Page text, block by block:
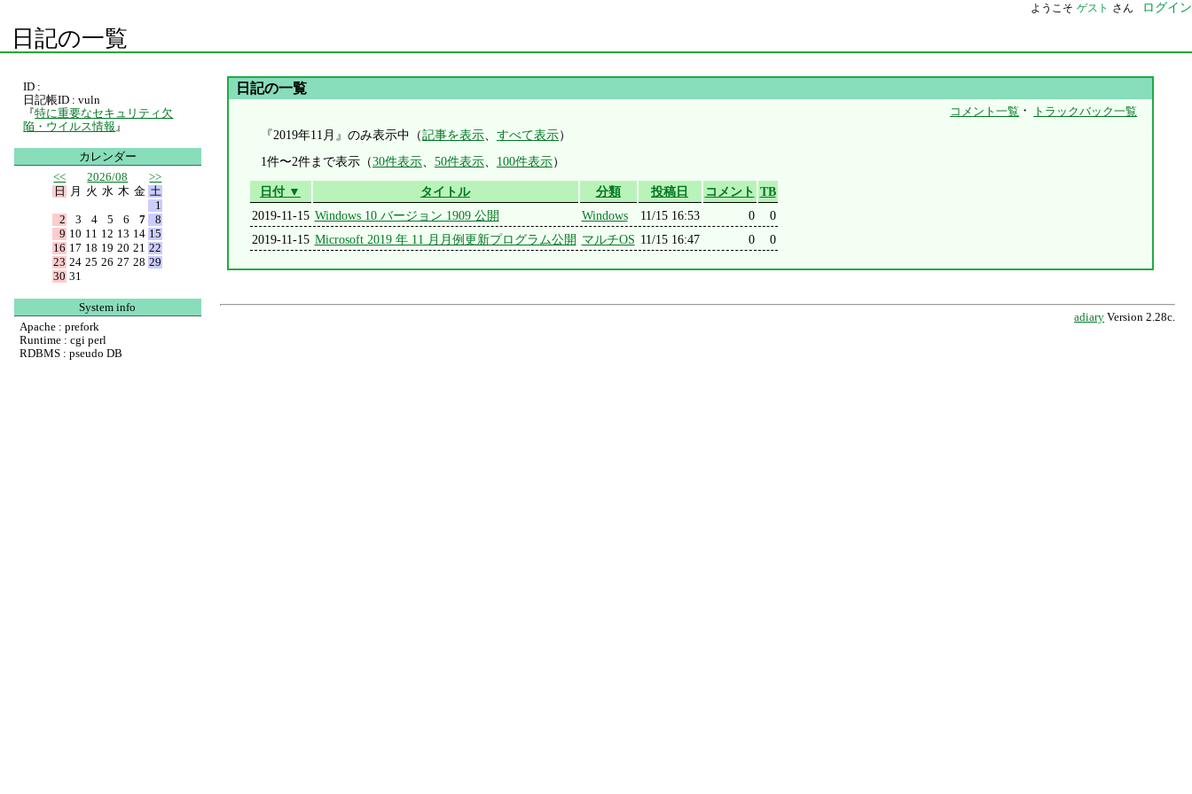
ようこそ ゲスト さん ログイン
日記の一覧
日記の一覧
コメント一覧 ・ トラックバック一覧
『2019年11月』のみ表示中（記事を表示、 すべて表示）
1件〜2件まで表示（30件表示、 50件表示、 100件表示）
日付 ▼ タイトル 分類 投稿日 コメント TB
2019-11-15 Windows 10 バージョン 1909 公開 Windows 11/15 16:53 0
0
2019-11-15 Microsoft 2019 年 11 月月例更新プログラム公開 マルチOS 11/15 16:47 0 0
adiary Version 2.28c.
ID :
日記帳ID : vuln
『特に重要なセキュリティ欠
陥・ウイルス情報 』
カレンダー
<<
2026/08
>>
日
月 火 水 木 金 土
1
2
3 4 5 6 7
8
9 10 11 12 13 14 15
16 17 18 19 20 21 22
23 24 25 26 27 28 29
30 31
System info
Apache : prefork
Runtime : cgi perl
RDBMS : pseudo DB